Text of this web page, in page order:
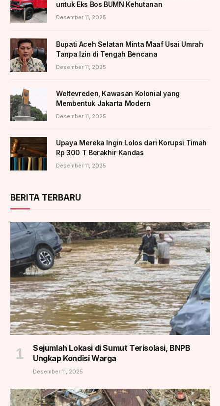
untuk Eks Bos BUMN Kehutanan
Desember 11, 2025
Bupati Aceh Selatan Minta Maaf Usai Umrah
Tanpa Izin di Tengah Bencana
Desember 11, 2025
Weltevreden, Kawasan Kolonial yang
Membentuk Jakarta Modern
Desember 11, 2025
Upaya Mereka Ingin Lolos dari Korupsi Timah
Rp 300 T Berakhir Kandas
Desember 11, 2025
BERITA TERBARU
Sejumlah Lokasi di Sumut Terisolasi, BNPB
Ungkap Kondisi Warga
Desember 11, 2025